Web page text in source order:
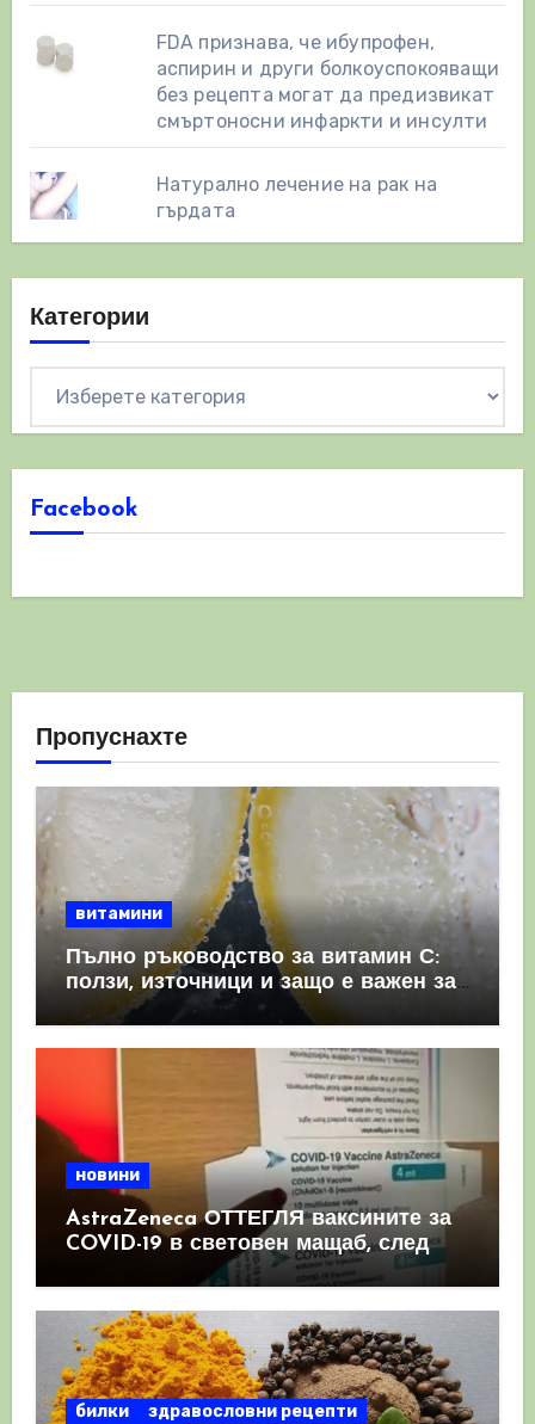
FDA признава, че ибупрофен,
аспирин и други болкоуспокояващи
без рецепта могат да предизвикат
смъртоносни инфаркти и инсулти
Натурално лечение на рак на
гърдата
Категории
Facebook
Пропуснахте
витамини
Пълно ръководство за витамин С:
ползи, източници и защо е важен за
имунната система
новини
AstraZeneca ОТТЕГЛЯ ваксините за
COVID-19 в световен мащаб, след
като призна, че те причиняват
билки
здравословни рецепти